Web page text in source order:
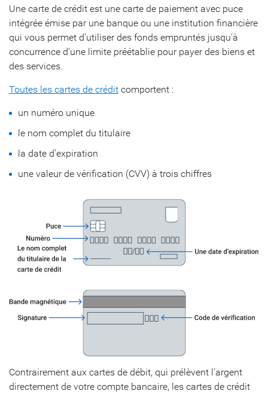
Une carte de crédit est une carte de paiement avec puce
intégrée émise par une banque ou une institution financière
qui vous permet d’utiliser des fonds empruntés jusqu’à
concurrence d’une limite préétablie pour payer des biens et
des services.
Toutes les cartes de crédit comportent :
un numéro unique
le nom complet du titulaire
la date d’expiration
une valeur de vérification (CVV) à trois chiffres
Contrairement aux cartes de débit, qui prélèvent l’argent
directement de votre compte bancaire, les cartes de crédit